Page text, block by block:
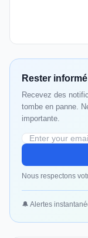
Rester
Recevez des
tombe en panne.
importante.
Nous respectons
🔔 Alertes